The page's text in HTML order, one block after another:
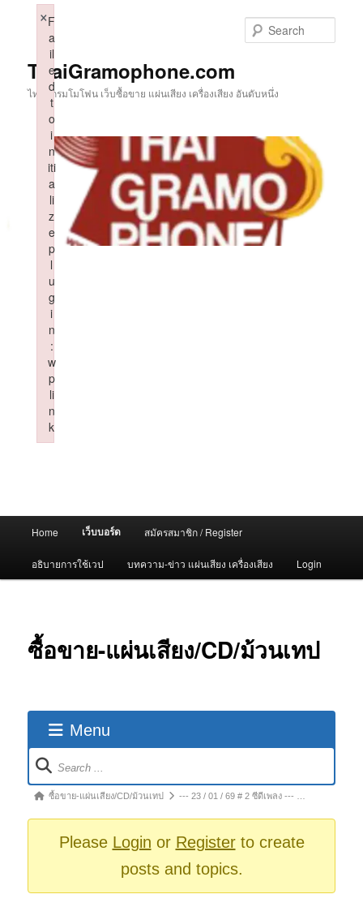
ThaiGramophone.com
ไทยแกรมโมโฟน เว็บซื้อขาย แผ่นเสียง เครื่องเสียง อันดับหนึ่ง
Home เว็บบอร์ด สมัครสมาชิก / Register
อธิบายการใช้เวป บทความ-ข่าว แผ่นเสียง เครื่องเสียง Login
ซื้อขาย-แผ่นเสียง/CD/ม้วนเทป
Menu
Forum
Navigation
Forumซื้อขาย-แผ่นเสียง/CD/ม้วนเทป --- 23 / 01 / 69 # 2 ซีดีเพลง --- …
Please Login or Registerto create
posts and topics.
F
a
il
e
d
t
o
i
n
iti
a
li
z
e
p
l
u
g
i
n
:
w
p
li
n
k
×
Failed to initialize plugin: wplink